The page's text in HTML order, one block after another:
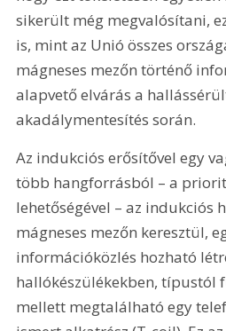
sikerült még megvalósítani,
is, mint az Unió összes
mágneses mezőn történő
alapvető elvárás a
akadálymentesítés során.
Az indukciós erősítővel egy
több hangforrásból – a
lehetőségével – az
mágneses mezőn keresztül,
információközlés hozható
hallókészülékekben, típustól
mellett megtalálható egy